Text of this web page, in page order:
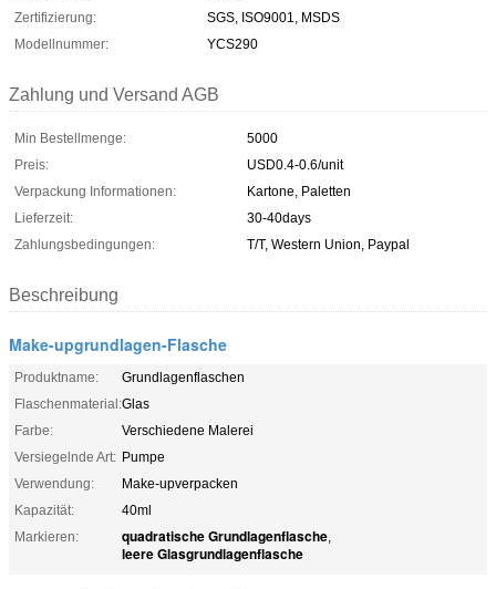
Zertifizierung:
SGS, ISO9001, MSDS
Modellnummer:
YCS290
Zahlung und Versand AGB
Min Bestellmenge:
5000
Preis:
USD0.4-0.6/unit
Verpackung Informationen:
Kartone, Paletten
Lieferzeit:
30-40days
Zahlungsbedingungen:
T/T, Western Union, Paypal
Beschreibung
Make-upgrundlagen-Flasche
Produktname:
Grundlagenflaschen
Flaschenmaterial:Glas
Farbe:
Verschiedene Malerei
Versiegelnde Art: Pumpe
Verwendung:
Make-upverpacken
Kapazität:
40ml
Markieren:
quadratische Grundlagenflasche,
leere Glasgrundlagenflasche